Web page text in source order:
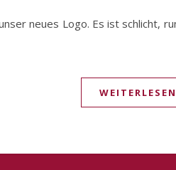
neues Logo. Es ist schlicht,
WEITERLESEN